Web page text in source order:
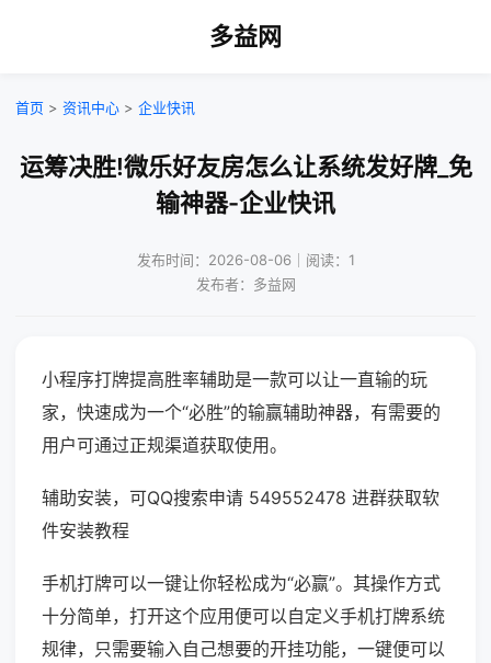
多益网
首页 > 资讯中心 > 企业快讯
运筹决胜!微乐好友房怎么让系统发好牌_免
输神器-企业快讯
发布时间：2026-08-06｜阅读：1
发布者：多益网
小程序打牌提高胜率辅助是一款可以让一直输的玩
家，快速成为一个“必胜”的输赢辅助神器，有需要的
用户可通过正规渠道获取使用。
辅助安装，可QQ搜索申请 549552478 进群获取软
件安装教程
手机打牌可以一键让你轻松成为“必赢”。其操作方式
十分简单，打开这个应用便可以自定义手机打牌系统
规律，只需要输入自己想要的开挂功能，一键便可以